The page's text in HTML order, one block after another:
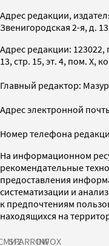
Адрес редакции,
Звенигородская 2-я, д.
Адрес редакции: 123022,
13, стр. 15, эт. 4, пом. X,
Главный редактор:
Адрес электронной
Номер телефона
На информационном
рекомендательные
предоставления
систематизации и
к предпочтениям
находящихся на
SPARROWINFOX